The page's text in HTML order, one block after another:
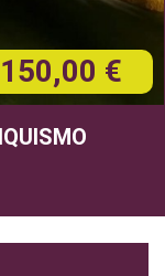
150,00 €